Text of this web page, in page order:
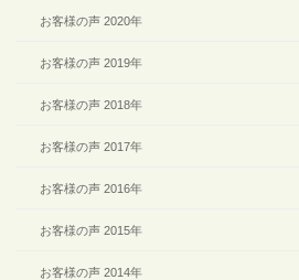
お客様の声 2020年
お客様の声 2019年
お客様の声 2018年
お客様の声 2017年
お客様の声 2016年
お客様の声 2015年
お客様の声 2014年